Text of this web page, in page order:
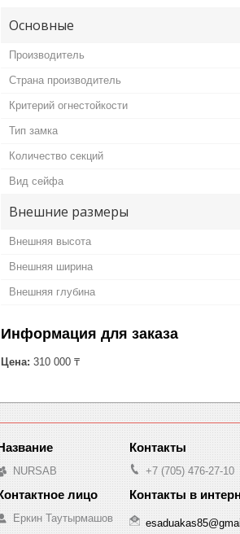
Основные
Производитель
Страна производитель
Критерий огнестойкости
Тип замка
Количество секций
Вид сейфа
Внешние размеры
Внешняя высота
Внешняя ширина
Внешняя глубина
Информация для заказа
Цена: 310 000 ₸
NURSAB
Еркин Таутырмашов
+7 (705) 476-27-10